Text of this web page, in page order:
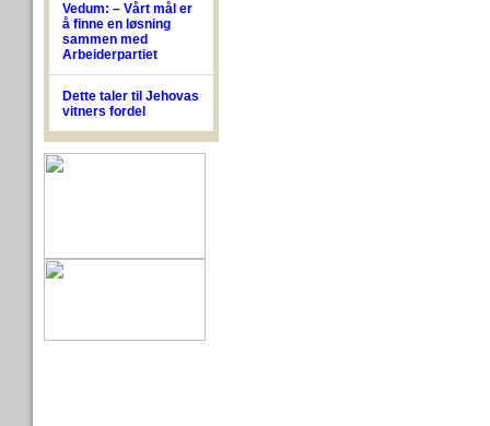
Vedum: – Vårt mål er
å finne en løsning
sammen med
Arbeiderpartiet
Dette taler til Jehovas
vitners fordel